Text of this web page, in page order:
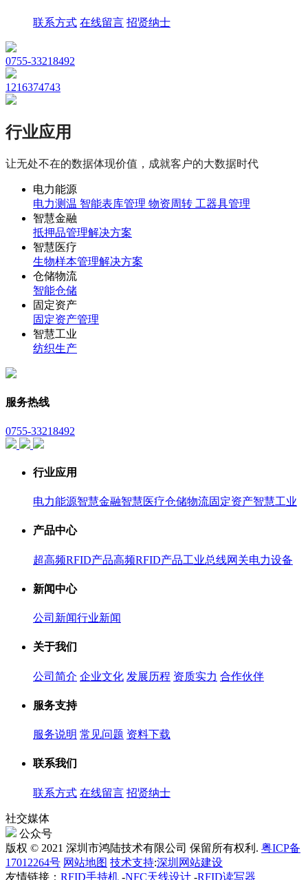
联系方式 在线留言 招贤纳士
0755-33218492
1216374743
行业应用
让无处不在的数据体现价值，成就客户的大数据时代
电力能源
电力测温 智能表库管理 物资周转 工器具管理
智慧金融
抵押品管理解决方案
智慧医疗
生物样本管理解决方案
仓储物流
智能仓储
固定资产
固定资产管理
智慧工业
纺织生产
服务热线
0755-33218492
行业应用
电力能源智慧金融智慧医疗仓储物流固定资产智慧工业
产品中心
超高频RFID产品高频RFID产品工业总线网关电力设备
新闻中心
公司新闻行业新闻
关于我们
公司简介 企业文化 发展历程 资质实力 合作伙伴
服务支持
服务说明 常见问题 资料下载
联系我们
联系方式 在线留言 招贤纳士
社交媒体
公众号
版权 © 2021 深圳市鸿陆技术有限公司 保留所有权利. 粤ICP备
17012264号 网站地图 技术支持:深圳网站建设
友情链接： RFID手持机 -NFC天线设计 -RFID读写器